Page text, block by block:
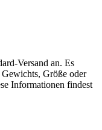
Versand an. Es
Größe oder
Informationen findest